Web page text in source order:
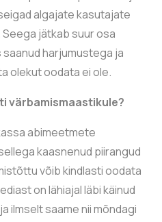
algajate kasutajate
jätkab suur osa
harjumustega ja
olekut oodata ei ole.
värbamismaastikule?
abimeetmete
kaasnenud piirangud
võib kindlasti oodata
on lähiajal läbi käinud
ilmselt saame nii mõndagi